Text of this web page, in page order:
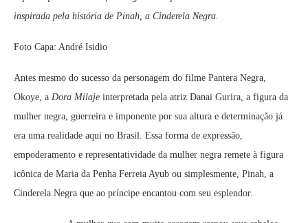
inspirada pela história de Pinah, a Cinderela Negra.
Foto Capa: André Isidio
Antes mesmo do sucesso da personagem do filme Pantera Negra,
Okoye, a Dora Milaje interpretada pela atriz Danai Gurira, a figura da
mulher negra, guerreira e imponente por sua altura e determinação já
era uma realidade aqui no Brasil. Essa forma de expressão,
empoderamento e representatividade da mulher negra remete à figura
icônica de Maria da Penha Ferreia Ayub ou simplesmente, Pinah, a
Cinderela Negra que ao príncipe encantou com seu esplendor.